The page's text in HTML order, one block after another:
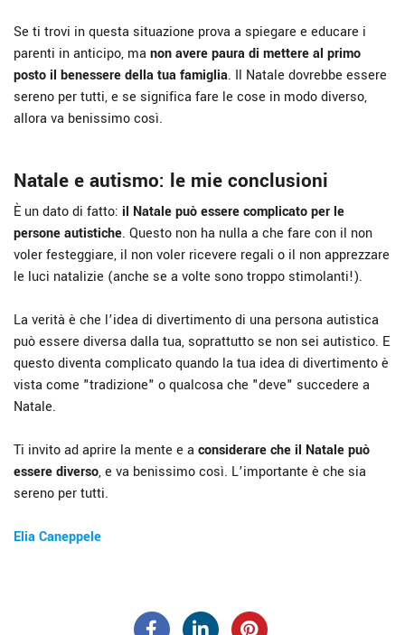
Se ti trovi in questa situazione prova a spiegare e educare i
parenti in anticipo, ma non avere paura di mettere al primo
posto il benessere della tua famiglia. Il Natale dovrebbe essere
sereno per tutti, e se significa fare le cose in modo diverso,
allora va benissimo così.
Natale e autismo: le mie conclusioni
È un dato di fatto: il Natale può essere complicato per le
persone autistiche. Questo non ha nulla a che fare con il non
voler festeggiare, il non voler ricevere regali o il non apprezzare
le luci natalizie (anche se a volte sono troppo stimolanti!).
La verità è che l’idea di divertimento di una persona autistica
può essere diversa dalla tua, soprattutto se non sei autistico. E
questo diventa complicato quando la tua idea di divertimento è
vista come "tradizione" o qualcosa che "deve" succedere a
Natale.
Ti invito ad aprire la mente e a considerare che il Natale può
essere diverso, e va benissimo così. L’importante è che sia
sereno per tutti.
Elia Caneppele